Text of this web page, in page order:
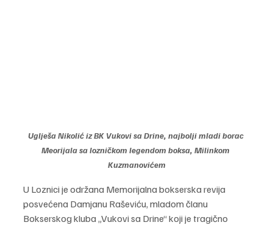
Uglješa Nikolić iz BK Vukovi sa Drine, najbolji mladi borac
Meorijala sa lozničkom legendom boksa, Milinkom
Kuzmanovićem
U Loznici je održana Memorijalna bokserska revija
posvećena Damjanu Raševiću, mladom članu
Bokserskog kluba „Vukovi sa Drine“ koji je tragično